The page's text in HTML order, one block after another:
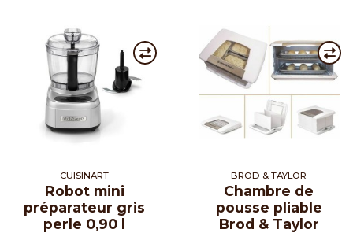
CUISINART
Robot mini
préparateur gris
perle 0,90 l
BROD & TAYLOR
Chambre de
pousse pliable
Brod & Taylor